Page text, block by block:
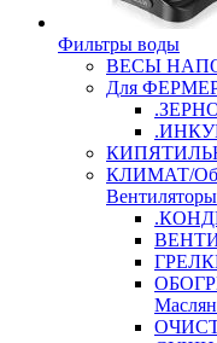
Фильтры воды
ВЕСЫ
Для
КЛИМАТ/
Вентиляторы